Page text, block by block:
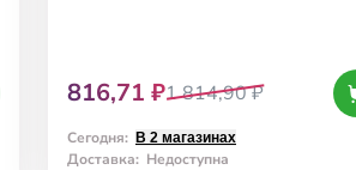
816,71 ₽1 814,90 ₽
Сегодня: В 2 магазинах
Доставка: Недоступна